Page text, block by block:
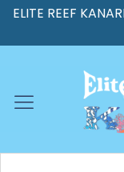
ELITE REEF